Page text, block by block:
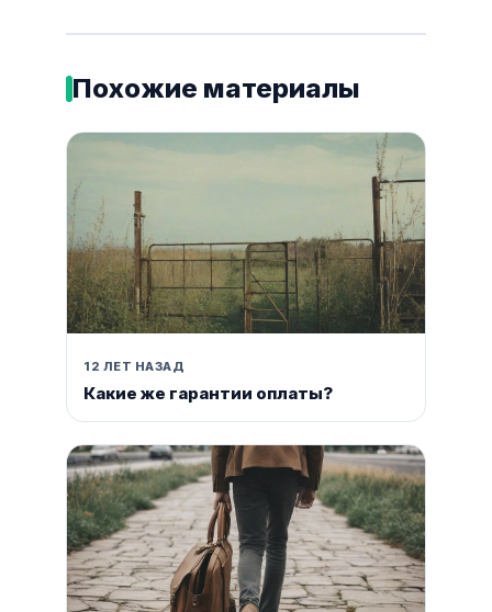
Похожие материалы
12 ЛЕТ НАЗАД
Какие же гарантии оплаты?